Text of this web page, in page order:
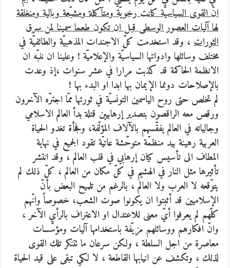
انّ القوى السياسيّة كانت رخويّة ومتآكلة ومشبّعة وبالية ومنغلقة
لها آليات العصور الوسطى قبل ان تكون طعما سمينا لمن سرق
الثورات، وقد استخدمت كلّ الاجندات المذهبيّة والطائفيّة في
مختلف وسائلها وادواتها السياسيّة والإعلاميّة ! وعلينا ان ننبّه ان
الانظمة الحاكمة قد كذبت مرارا في عشر سنوات ،إذ وعدت
بالإصلاحات دونما الإيمان بها ابدا او البدء بها !
لم تخلص حتى روح الياسمين التونسيّة في ثورتها ممّا اجترّه الآخرون
ورقص معه الراقصون بتصدير إرهابيين قتلة بدأ العالم الاسلامي
وجالياته في العالم يفقّسهم بالآلاف المؤلّفة، وفجأة تغدو الحياة
العربية رهينة بيد منظمّة متوحّشة عاتيّة تقود الجميع في نهاية
المطاف الى تأسيس كيان إرهابي في قلب العالم ، وقد انتشر
تأثيرها مثل النار في الهشيم في كلّ مكان من العالم ، كلّ ذلك لم
يتوّقعه لا العرب ولا العالم ، بالرغم من تلميح البعض بأنّ
الإسلاميين قد أثبتوا ان يكونوا صوت الشعب، خصوصاً وانّهم
كلّهم لم يعرفوا أيّ معنى للاعتدال او الاعتراف بالرأي الآخر ،
وانّ افكارهم ووسائلهم مزيّفة باستخدامها آليات ومؤسّسات
معاصرة من اجل السلطة ، ولكن سرعان ما تتنكر تلك القوى
لذلك ، وتكشف عن انيابها القاطعة ، لا لكي تبقى على قيد الحياة